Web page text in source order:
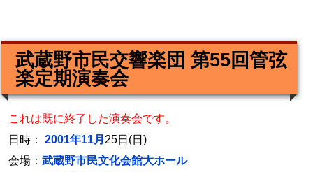
武蔵野市民交響楽団 第55回管弦
楽定期演奏会
これは既に終了した演奏会です。
日時： 2001年11月 25日(日)
会場： 武蔵野市民文化会館大ホール